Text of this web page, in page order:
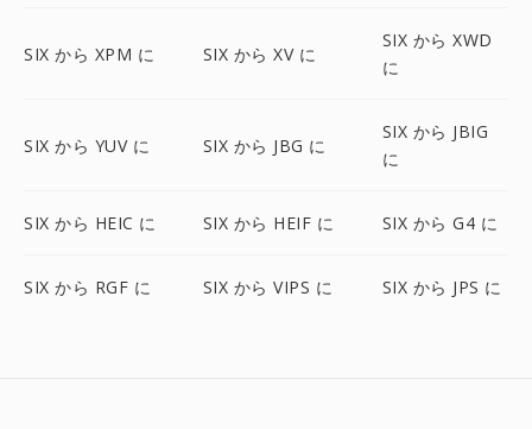
SIX から XPM に SIX から XV に
SIX から XWD
に
SIX から YUV に SIX から JBG に
SIX から JBIG
に
SIX から HEIC に SIX から HEIF に SIX から G4 に
SIX から RGF に SIX から VIPS に SIX から JPS に